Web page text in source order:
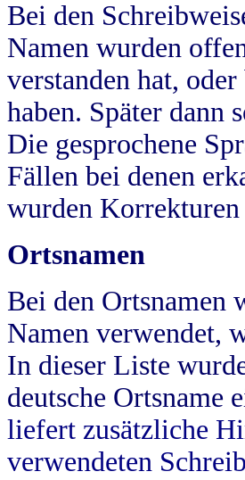
Bei den
Namen wurden
verstanden hat,
haben. Später dann
Die gesprochene
Fällen bei denen
wurden
Ortsnamen
Bei den Ortsnamen
Namen verwendet,
In dieser Liste
deutsche Ortsname
liefert zusätzliche
verwendeten